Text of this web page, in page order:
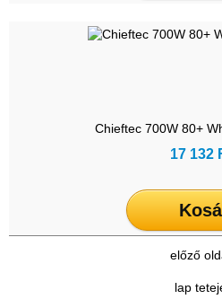
Chieftec 700W 80+
17 132
előző
lap